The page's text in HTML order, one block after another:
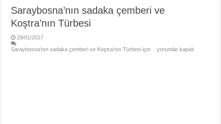
Saraybosna’nın sadaka çemberi ve
Koştra’nın Türbesi
29/01/2017
Saraybosna’nın sadaka çemberi ve Koştra’nın Türbesi için
yorumlar kapalı